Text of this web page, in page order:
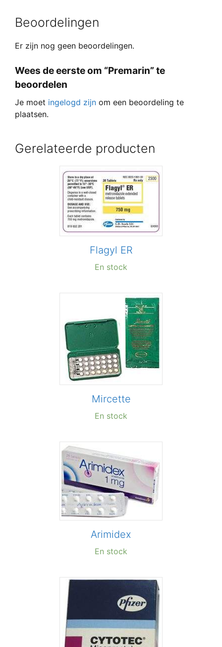
Beoordelingen
Er zijn nog geen beoordelingen.
Wees de eerste om “Premarin” te
beoordelen
Je moet ingelogd zijn om een beoordeling te
plaatsen.
Gerelateerde producten
Flagyl ER
En stock
Mircette
En stock
Arimidex
En stock